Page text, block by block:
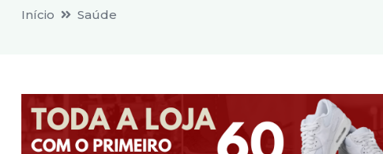
Início Saúde